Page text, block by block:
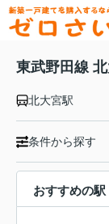
東武野田線
北大宮駅
条件から探す
おすすめの駅